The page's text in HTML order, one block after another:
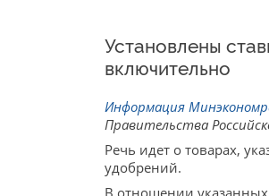
Установлены
включительно
Информация
Правительства
Речь идет о товарах,
удобрений.
В отношении